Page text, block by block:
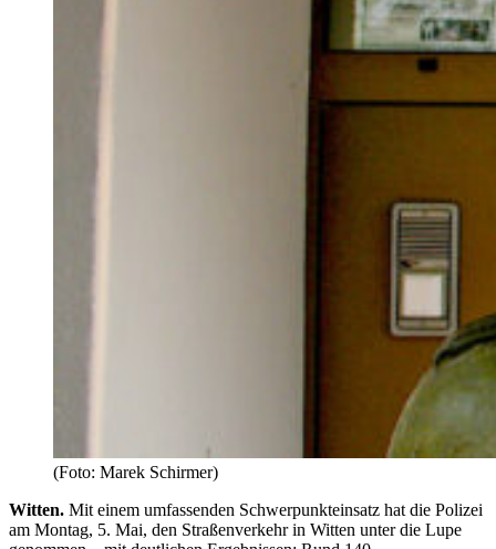
(Foto: Marek Schirmer)
Witten. Mit einem umfassenden Schwerpunkteinsatz hat die Polizei
am Montag, 5. Mai, den Straßenverkehr in Witten unter die Lupe